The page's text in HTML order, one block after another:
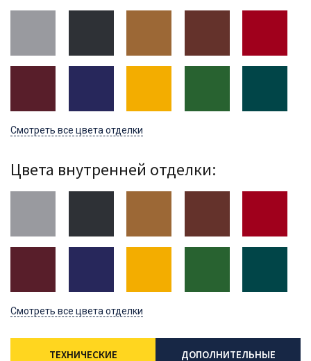
Смотреть все цвета отделки
Цвета внутренней отделки:
Смотреть все цвета отделки
ТЕХНИЧЕСКИЕ ДОПОЛНИТЕЛЬНЫЕ